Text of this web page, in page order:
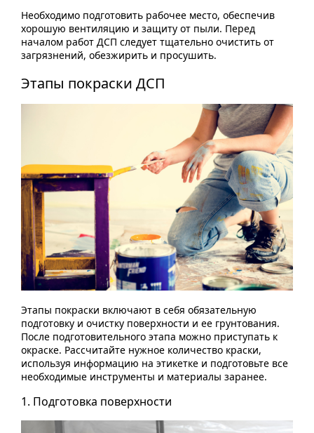
Необходимо подготовить рабочее место, обеспечив
хорошую вентиляцию и защиту от пыли. Перед
началом работ ДСП следует тщательно очистить от
загрязнений, обезжирить и просушить.
Этапы покраски ДСП
Этапы покраски включают в себя обязательную
подготовку и очистку поверхности и ее грунтования.
После подготовительного этапа можно приступать к
окраске. Рассчитайте нужное количество краски,
используя информацию на этикетке и подготовьте все
необходимые инструменты и материалы заранее.
1. Подготовка поверхности